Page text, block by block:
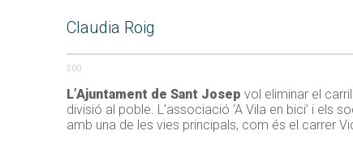
Claudia Roig
200
L’Ajuntament de Sant Josep vol eliminar el
divisió al poble. L’associació ‘A Vila en bici’ i
amb una de les vies principals, com és el carrer